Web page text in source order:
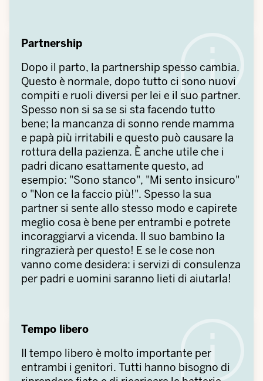
Partnership
Dopo il parto, la partnership spesso cambia.
Questo è normale, dopo tutto ci sono nuovi
compiti e ruoli diversi per lei e il suo partner.
Spesso non si sa se si sta facendo tutto
bene; la mancanza di sonno rende mamma
e papà più irritabili e questo può causare la
rottura della pazienza. È anche utile che i
padri dicano esattamente questo, ad
esempio: "Sono stanco", "Mi sento insicuro"
o "Non ce la faccio più!". Spesso la sua
partner si sente allo stesso modo e capirete
meglio cosa è bene per entrambi e potrete
incoraggiarvi a vicenda. Il suo bambino la
ringrazierà per questo! E se le cose non
vanno come desidera: i servizi di consulenza
per padri e uomini saranno lieti di aiutarla!
Tempo libero
Il tempo libero è molto importante per
entrambi i genitori. Tutti hanno bisogno di